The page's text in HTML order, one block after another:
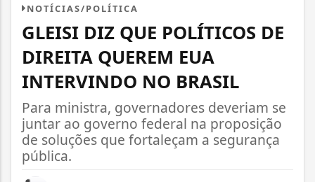
NOTÍCIAS/POLÍTICA
GLEISI DIZ QUE POLÍTICOS DE
DIREITA QUEREM EUA
INTERVINDO NO BRASIL
Para ministra, governadores deveriam se
juntar ao governo federal na proposição
de soluções que fortaleçam a segurança
pública.